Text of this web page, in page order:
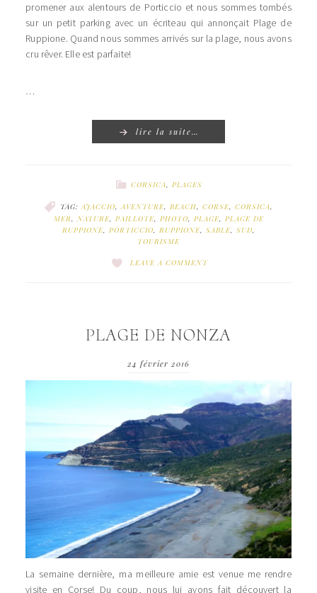
promener aux alentours de Porticcio et nous sommes tombés
sur un petit parking avec un écriteau qui annonçait Plage de
Ruppione. Quand nous sommes arrivés sur la plage, nous avons
cru rêver. Elle est parfaite!
…
lire la suite…
CORSICA, PLAGES
TAG:AJACCIO,AVENTURE, BEACH, CORSE, CORSICA,
MER,NATURE, PAILLOTE, PHOTO, PLAGE, PLAGE DE
RUPPIONE, PORTICCIO, RUPPIONE, SABLE, SUD,
TOURISME
LEAVE A COMMENT
PLAGE DE NONZA
24 février 2016
La semaine dernière, ma meilleure amie est venue me rendre
visite en Corse! Du coup, nous lui avons fait découvert la